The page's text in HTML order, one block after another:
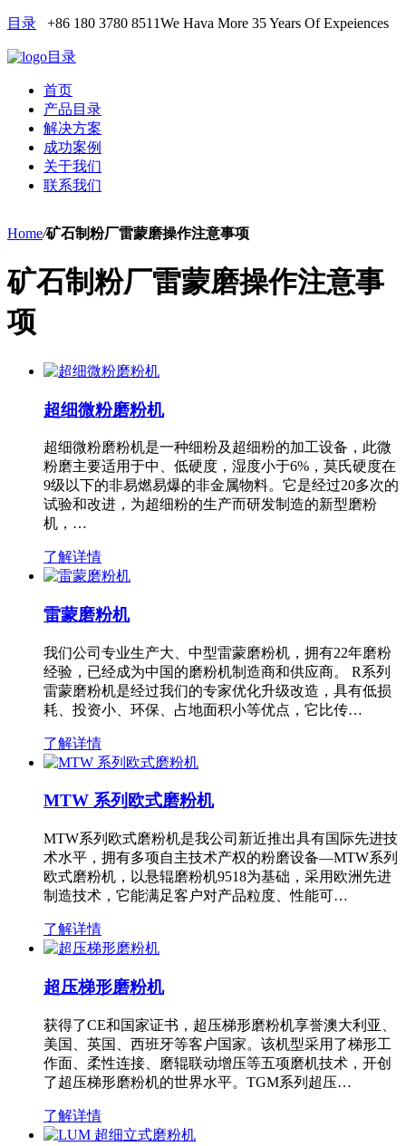
目录 +86 180 3780 8511We Hava More 35 Years Of Expeiences
目录
首页
产品目录
解决方案
成功案例
关于我们
联系我们
Home/矿石制粉厂雷蒙磨操作注意事项
矿石制粉厂雷蒙磨操作注意事
项
超细微粉磨粉机
超细微粉磨粉机是一种细粉及超细粉的加工设备，此微
粉磨主要适用于中、低硬度，湿度小于6%，莫氏硬度在
9级以下的非易燃易爆的非金属物料。它是经过20多次的
试验和改进，为超细粉的生产而研发制造的新型磨粉
机，…
了解详情
雷蒙磨粉机
我们公司专业生产大、中型雷蒙磨粉机，拥有22年磨粉
经验，已经成为中国的磨粉机制造商和供应商。 R系列
雷蒙磨粉机是经过我们的专家优化升级改造，具有低损
耗、投资小、环保、占地面积小等优点，它比传…
了解详情
MTW 系列欧式磨粉机
MTW系列欧式磨粉机是我公司新近推出具有国际先进技
术水平，拥有多项自主技术产权的粉磨设备—MTW系列
欧式磨粉机，以悬辊磨粉机9518为基础，采用欧洲先进
制造技术，它能满足客户对产品粒度、性能可…
了解详情
超压梯形磨粉机
获得了CE和国家证书，超压梯形磨粉机享誉澳大利亚、
美国、英国、西班牙等客户国家。该机型采用了梯形工
作面、柔性连接、磨辊联动增压等五项磨机技术，开创
了超压梯形磨粉机的世界水平。TGM系列超压…
了解详情